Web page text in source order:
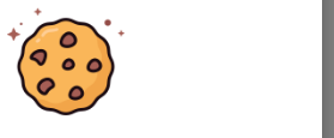
BK
kläder efter väder så killarna
torra mellan matcherna.